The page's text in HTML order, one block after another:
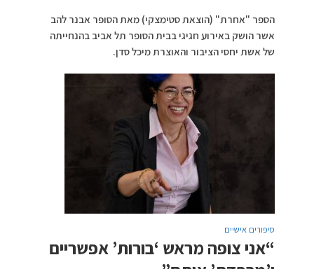
הספר "אחרת" (הוצאת סטימצקי) מאת הסופר אבנר להב
אשר הושק באירוע חגיגי בבית הסופר תל אביב בהנחייתה
של אשת יחסי הציבור והאוצרת מיכל סדן.
סיפורים אישיים
“אני צופה מראש ‘בורות’ אפשריים